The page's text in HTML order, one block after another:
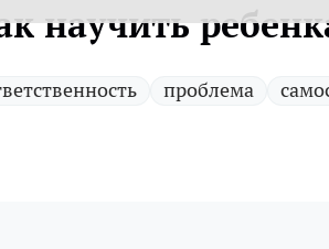
научить
проблема